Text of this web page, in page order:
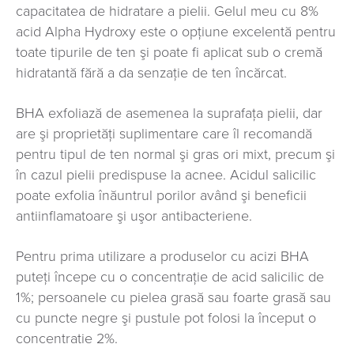
capacitatea de hidratare a pielii. Gelul meu cu 8%
acid Alpha Hydroxy este o opţiune excelentă pentru
toate tipurile de ten şi poate fi aplicat sub o cremă
hidratantă fără a da senzaţie de ten încărcat.
BHA exfoliază de asemenea la suprafaţa pielii, dar
are şi proprietăţi suplimentare care îl recomandă
pentru tipul de ten normal şi gras ori mixt, precum şi
în cazul pielii predispuse la acnee. Acidul salicilic
poate exfolia înăuntrul porilor având şi beneficii
antiinflamatoare şi uşor antibacteriene.
Pentru prima utilizare a produselor cu acizi BHA
puteţi începe cu o concentraţie de acid salicilic de
1%; persoanele cu pielea grasă sau foarte grasă sau
cu puncte negre şi pustule pot folosi la început o
concentraţie 2%.